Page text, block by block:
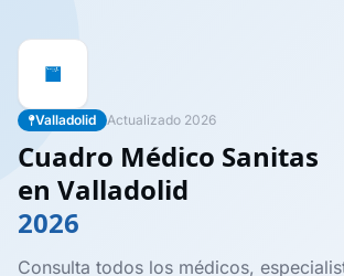
Valladolid Actualizado 2026
Cuadro Médico Sanitas
en Valladolid
2026
Consulta todos los médicos,